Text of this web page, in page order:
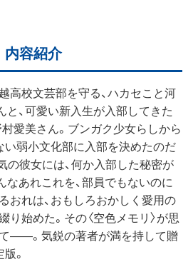
内容紹介
高校文芸部を守る、ハカセこと河
と、可愛い新入生が入部してきた
愛美さん。ブンガク少女らしから
い弱小文化部に入部を決めたのだ
彼女には、何か入部した秘密が
あれこれを、部員でもないのに
おれは、おもしろおかしく愛用の
始めた。その〈空色メモリ〉が思
――。気鋭の著者が満を持して贈
。